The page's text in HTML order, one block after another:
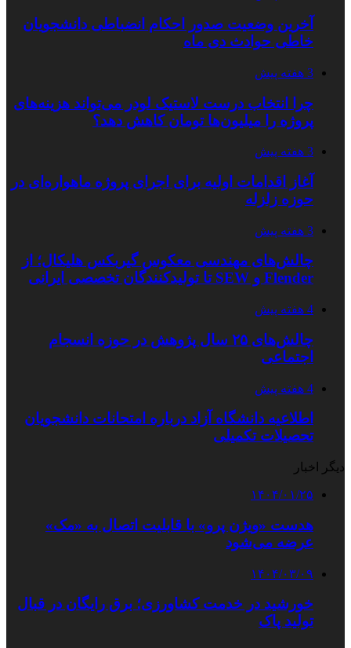
آخرین وضعیت صدور احکام انضباطی دانشجویان
خاطی حوادث دی ماه
3 هفته پیش
چرا انتخاب درست لاستیک لودر می‌تواند هزینه‌های
پروژه را میلیون‌ها تومان کاهش دهد؟
3 هفته پیش
آغاز اقدامات اولیه برای اجرای پروژه ماهواره‌ای در
حوزه زلزله
3 هفته پیش
چالش‌های مهندسی معکوس گیربکس هلیکال؛ از
Flender و SEW تا تولیدکنندگان تخصصی ایرانی
4 هفته پیش
چالش‌های ۲۵ سال پژوهش در حوزه انسجام
اجتماعی
4 هفته پیش
اطلاعیه دانشگاه آزاد درباره امتحانات دانشجویان
تحصیلات تکمیلی
دیگر اخبار
۱۴۰۴/۰۱/۲۵
هدست «ویژن پرو» با قابلیت اتصال به «مک»
عرضه می‌شود
۱۴۰۴/۰۳/۰۹
خورشید در خدمت کشاورزی؛ برق رایگان در قبال
تولید پاک